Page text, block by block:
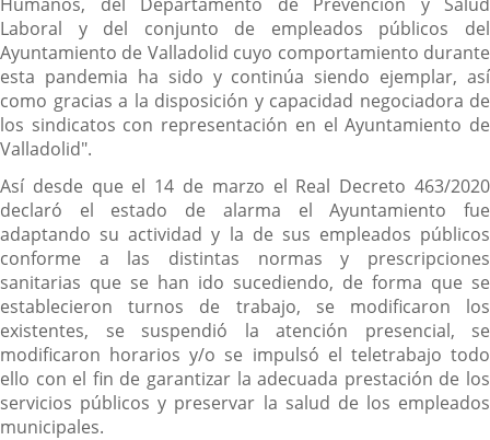
Laboral y del conjunto de empleados públicos del
Ayuntamiento de Valladolid cuyo comportamiento durante
esta pandemia ha sido y continúa siendo ejemplar, así
como gracias a la disposición y capacidad negociadora de
los sindicatos con representación en el Ayuntamiento de
Valladolid".
Así desde que el 14 de marzo el Real Decreto 463/2020
declaró el estado de alarma el Ayuntamiento fue
adaptando su actividad y la de sus empleados públicos
conforme a las distintas normas y prescripciones
sanitarias que se han ido sucediendo, de forma que se
establecieron turnos de trabajo, se modificaron los
existentes, se suspendió la atención presencial, se
modificaron horarios y/o se impulsó el teletrabajo todo
ello con el fin de garantizar la adecuada prestación de los
servicios públicos y preservar la salud de los empleados
municipales.